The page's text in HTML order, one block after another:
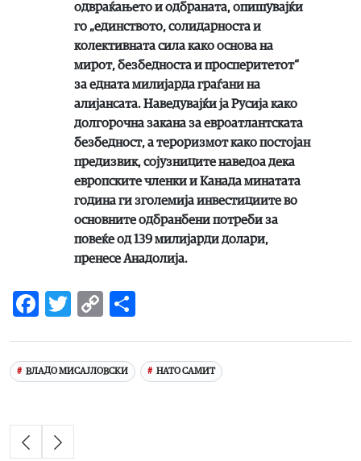
одвраќањето и одбраната, опишувајќи
го „единството, солидарноста и
колективната сила како основа на
мирот, безбедноста и просперитетот“
за едната милијарда граѓани на
алијансата. Наведувајќи ја Русија како
долгорочна закана за евроатлантската
безбедност, а тероризмот како постојан
предизвик, сојузниците наведоа дека
европските членки и Канада минатата
година ги зголемија инвестициите во
основните одбранбени потреби за
повеќе од 139 милијарди долари,
пренесе Анадолија.
Facebook
Twitter
Copy
ВЛАДО МИСАЈЛОВСКИ НАТО САМИТ